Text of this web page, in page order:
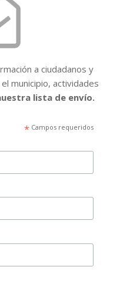
a ciudadanos y
municipio, actividades
lista de envío.
*Campos requeridos